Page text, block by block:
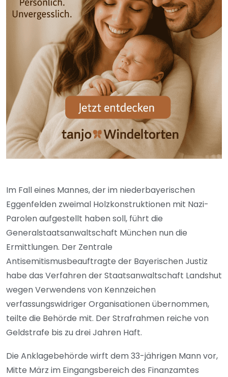
Im Fall eines Mannes, der im niederbayerischen
Eggenfelden zweimal Holzkonstruktionen mit Nazi-
Parolen aufgestellt haben soll, führt die
Generalstaatsanwaltschaft München nun die
Ermittlungen. Der Zentrale
Antisemitismusbeauftragte der Bayerischen Justiz
habe das Verfahren der Staatsanwaltschaft Landshut
wegen Verwendens von Kennzeichen
verfassungswidriger Organisationen übernommen,
teilte die Behörde mit. Der Strafrahmen reiche von
Geldstrafe bis zu drei Jahren Haft.
Die Anklagebehörde wirft dem 33-jährigen Mann vor,
Mitte März im Eingangsbereich des Finanzamtes